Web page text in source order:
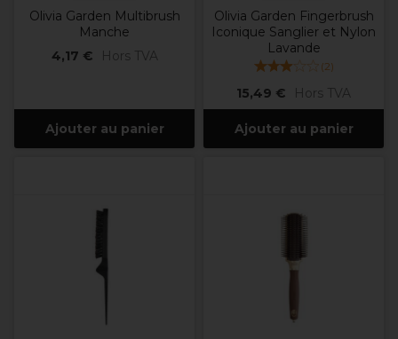
Olivia Garden Multibrush
Manche
4,17 €
Hors TVA
Ajouter au panier
Olivia Garden Fingerbrush
Iconique Sanglier et Nylon
Lavande
(2)
15,49 € Hors TVA
Ajouter au panier